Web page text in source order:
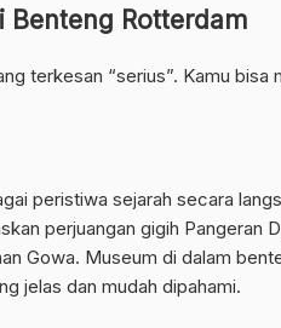
Benteng Rotterdam
terkesan “serius”. Kamu bisa
peristiwa sejarah secara
perjuangan gigih Pangeran
Gowa. Museum di dalam
jelas dan mudah dipahami.